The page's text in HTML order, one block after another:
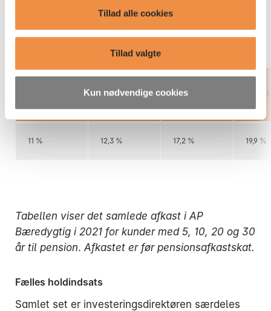
Tillad alle cookies
Tillad valgte
Kun nødvendige cookies
Det er vi stolte af.
Bæredygtig,
Bæredygtig,
11 % 12,3 % 17,2 % 19,9 %
Tabellen viser det samlede afkast i AP
Bæredygtig i 2021 for kunder med 5, 10, 20 og 30
år til pension. Afkastet er før pensionsafkastskat.
Fælles holdindsats
Samlet set er investeringsdirektøren særdeles